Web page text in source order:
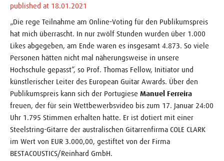
published at 18.01.2021
„Die rege Teilnahme am Online-Voting für den Publikumspreis
hat mich überrascht. In nur zwölf Stunden wurden über 1.000
Likes abgegeben, am Ende waren es insgesamt 4.873. So viele
Personen hätten nicht mal näherungsweise in unsere
Hochschule gepasst“, so Prof. Thomas Fellow, Initiator und
künstlerischer Leiter des European Guitar Awards. Über den
Publikumspreis kann sich der Portugiese Manuel Ferreira
freuen, der für sein Wettbewerbsvideo bis zum 17. Januar 24:00
Uhr 1.795 Stimmen erhalten hatte. Er ist dotiert mit einer
Steelstring-Gitarre der australischen Gitarrenfirma COLE CLARK
im Wert von EUR 3.000,00, gestiftet von der Firma
BESTACOUSTICS/Reinhard GmbH.